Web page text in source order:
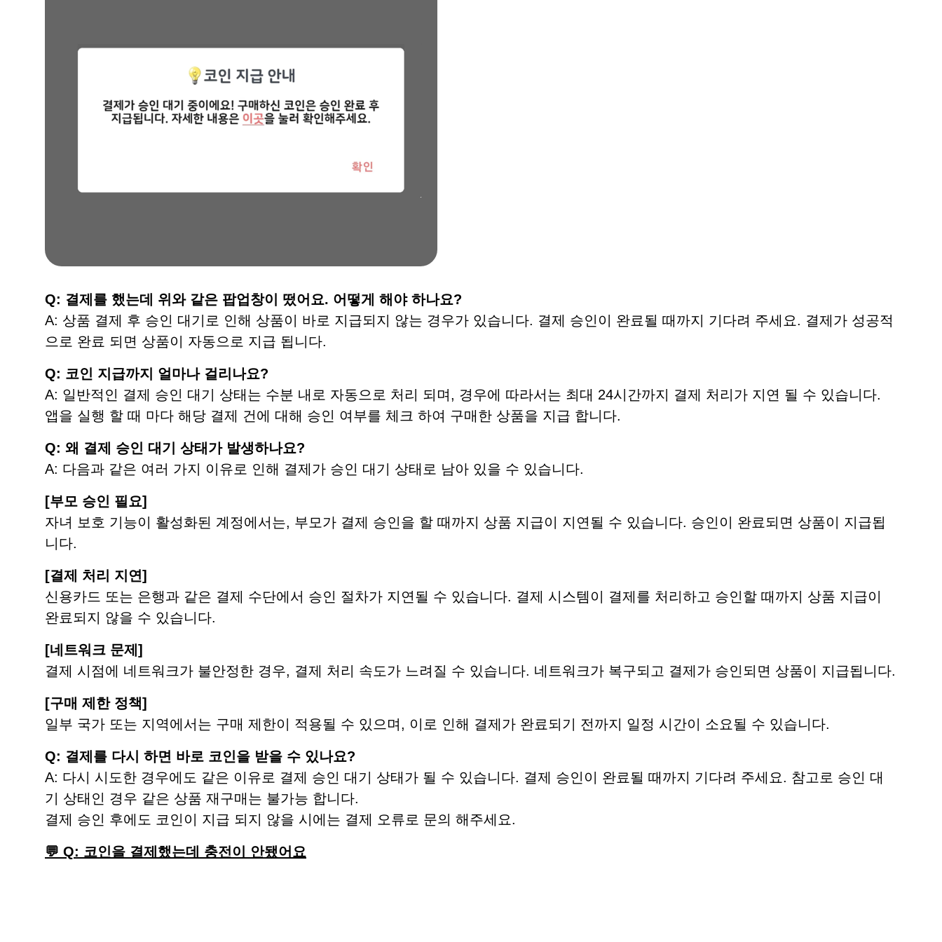
Q: 결제를 했는데 위와 같은 팝업창이 떴어요. 어떻게 해야 하나요?
A: 상품 결제 후 승인 대기로 인해 상품이 바로 지급되지 않는 경우가 있습니다. 결제 승인이 완료될 때까지 기다려 주세요. 결제가 성공적
으로 완료 되면 상품이 자동으로 지급 됩니다.
Q: 코인 지급까지 얼마나 걸리나요?
A: 일반적인 결제 승인 대기 상태는 수분 내로 자동으로 처리 되며, 경우에 따라서는 최대 24시간까지 결제 처리가 지연 될 수 있습니다.
앱을 실행 할 때 마다 해당 결제 건에 대해 승인 여부를 체크 하여 구매한 상품을 지급 합니다.
Q: 왜 결제 승인 대기 상태가 발생하나요?
A: 다음과 같은 여러 가지 이유로 인해 결제가 승인 대기 상태로 남아 있을 수 있습니다.
[부모 승인 필요]
자녀 보호 기능이 활성화된 계정에서는, 부모가 결제 승인을 할 때까지 상품 지급이 지연될 수 있습니다. 승인이 완료되면 상품이 지급됩
니다.
[결제 처리 지연]
신용카드 또는 은행과 같은 결제 수단에서 승인 절차가 지연될 수 있습니다. 결제 시스템이 결제를 처리하고 승인할 때까지 상품 지급이
완료되지 않을 수 있습니다.
[네트워크 문제]
결제 시점에 네트워크가 불안정한 경우, 결제 처리 속도가 느려질 수 있습니다. 네트워크가 복구되고 결제가 승인되면 상품이 지급됩니다.
[구매 제한 정책]
일부 국가 또는 지역에서는 구매 제한이 적용될 수 있으며, 이로 인해 결제가 완료되기 전까지 일정 시간이 소요될 수 있습니다.
Q: 결제를 다시 하면 바로 코인을 받을 수 있나요?
A: 다시 시도한 경우에도 같은 이유로 결제 승인 대기 상태가 될 수 있습니다. 결제 승인이 완료될 때까지 기다려 주세요. 참고로 승인 대
기 상태인 경우 같은 상품 재구매는 불가능 합니다.
결제 승인 후에도 코인이 지급 되지 않을 시에는 결제 오류로 문의 해주세요.
💬 Q: 코인을 결제했는데 충전이 안됐어요